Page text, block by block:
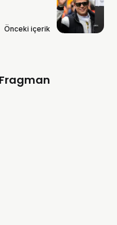
Önceki içerik
Fragman